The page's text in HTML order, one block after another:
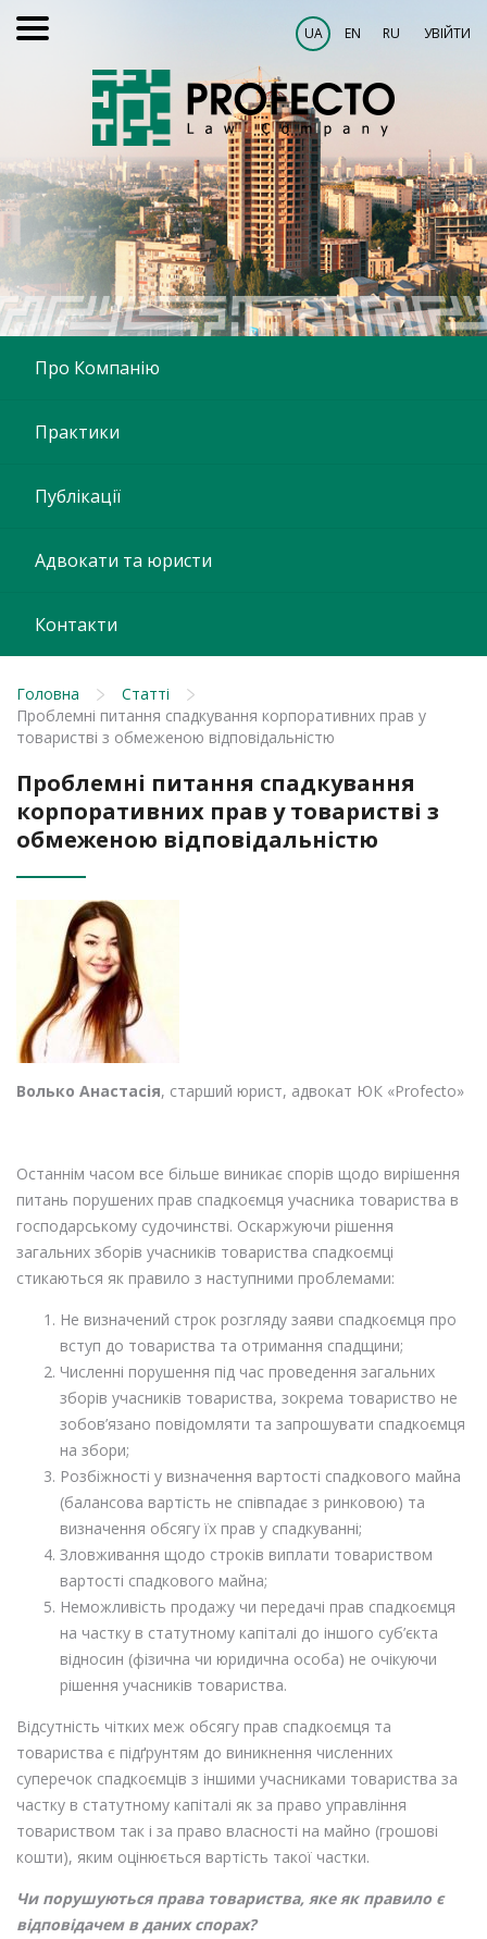
UA EN RU УВІЙТИ
Про Компанію
Практики
Публікації
Адвокати та юристи
Контакти
Головна
Статті
Проблемні питання спадкування корпоративних прав у
товаристві з обмеженою відповідальністю
Проблемні питання спадкування
корпоративних прав у товаристві з
обмеженою відповідальністю
Волько Анастасія, старший юрист, адвокат ЮК «Profecto»
Останнім часом все більше виникає спорів щодо вирішення
питань порушених прав спадкоємця учасника товариства в
господарському судочинстві. Оскаржуючи рішення
загальних зборів учасників товариства спадкоємці
стикаються як правило з наступними проблемами:
Не визначений строк розгляду заяви спадкоємця про
вступ до товариства та отримання спадщини;
Численні порушення під час проведення загальних
зборів учасників товариства, зокрема товариство не
зобов’язано повідомляти та запрошувати спадкоємця
на збори;
Розбіжності у визначення вартості спадкового майна
(балансова вартість не співпадає з ринковою) та
визначення обсягу їх прав у спадкуванні;
Зловживання щодо строків виплати товариством
вартості спадкового майна;
Неможливість продажу чи передачі прав спадкоємця
на частку в статутному капіталі до іншого суб’єкта
відносин (фізична чи юридична особа) не очікуючи
рішення учасників товариства.
Відсутність чітких меж обсягу прав спадкоємця та
товариства є підґрунтям до виникнення численних
суперечок спадкоємців з іншими учасниками товариства за
частку в статутному капіталі як за право управління
товариством так і за право власності на майно (грошові
кошти), яким оцінюється вартість такої частки.
Чи порушуються права товариства, яке як правило є
відповідачем в даних спорах?